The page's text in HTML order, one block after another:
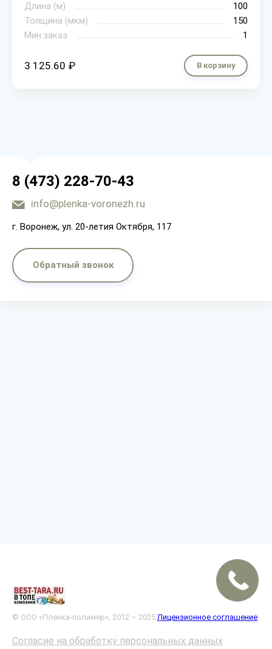
Длина (м)
100
Толщина (мкм)
150
Мин.заказ
1
3 125.60 ₽ В корзину
8 (473) 228-70-43
info@plenka-voronezh.ru
г. Воронеж, ул. 20-летия Октября, 117
Обратный звонок
© ООО «Пленка-полимер», 2012 – 2025 Лицензионное соглашение
Согласие на обработку персональных данных